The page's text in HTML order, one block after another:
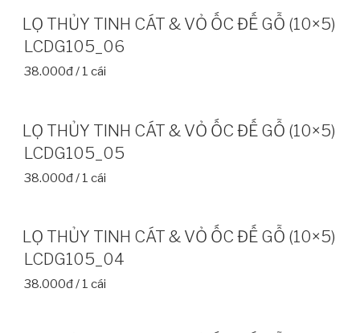
LỌ THỦY TINH CÁT & VỎ ỐC ĐẾ GỖ (10×5)
LCDG105_06
38.000đ / 1 cái
LỌ THỦY TINH CÁT & VỎ ỐC ĐẾ GỖ (10×5)
LCDG105_05
38.000đ / 1 cái
LỌ THỦY TINH CÁT & VỎ ỐC ĐẾ GỖ (10×5)
LCDG105_04
38.000đ / 1 cái